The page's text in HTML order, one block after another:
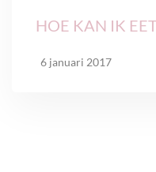
HOE KAN IK
6 januari 2017